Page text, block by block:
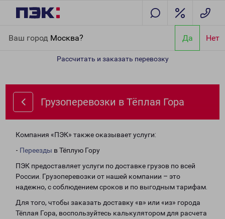
Ваш город Москва? Да Нет
Рассчитать и заказать перевозку
Грузоперевозки в Тёплая Гора
Компания «ПЭК» также оказывает услуги:
- Переезды в Тёплую Гору
ПЭК предоставляет услуги по доставке грузов по всей
России. Грузоперевозки от нашей компании – это
надежно, с соблюдением сроков и по выгодным тарифам.
Для того, чтобы заказать доставку «в» или «из» города
Тёплая Гора, воспользуйтесь калькулятором для расчета